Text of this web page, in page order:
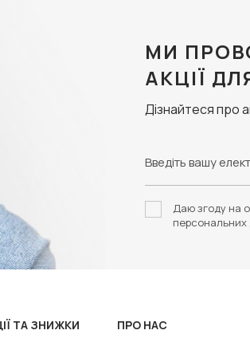
МИ
АКЦІЇ
Дізнайтеся про
Даю згоду на
ТА ЗНИЖКИ ПРО НАС